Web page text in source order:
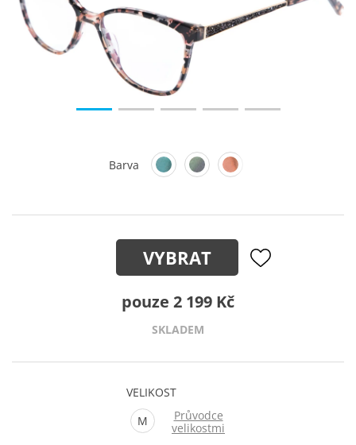
Barva
VYBRAT
pouze 2 199 Kč
SKLADEM
VELIKOST
M
Průvodce
velikostmi